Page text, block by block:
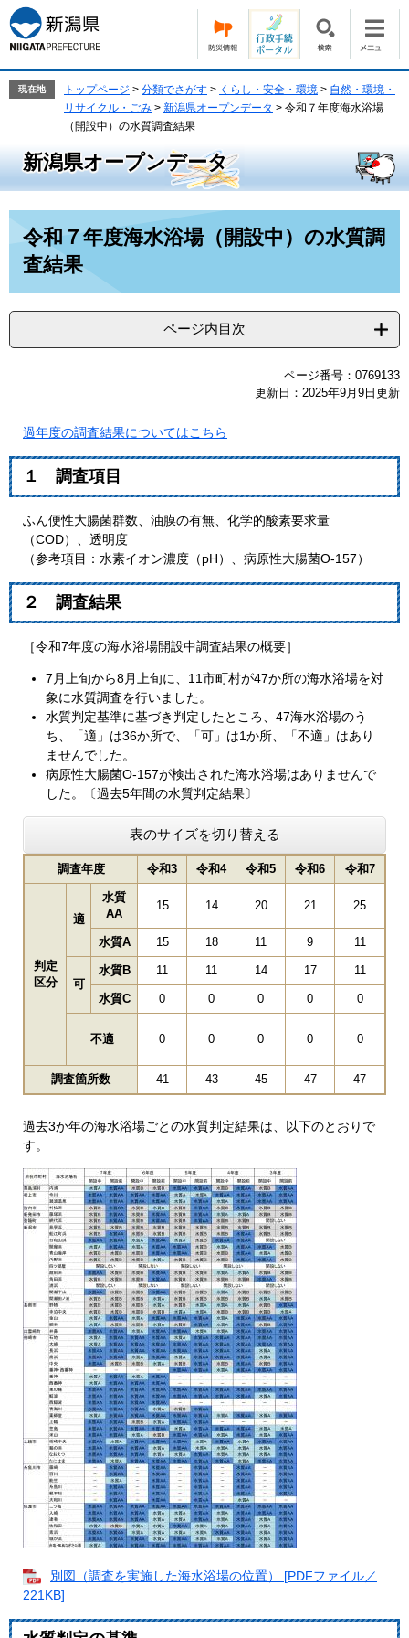
ー
ジ
の
ニ
ュ
ー
現在地 トップページ > 分類でさがす > くらし・安全・環境 > 自然・環境・
リサイクル・ごみ > 新潟県オープンデータ > 令和７年度海水浴場
（開設中）の水質調査結果
新潟県オープンデータ
令和７年度海水浴場（開設中）の水質調
査結果
ページ内目次
ページ番号：0769133
更新日：2025年9月9日更新
過年度の調査結果についてはこちら
１ 調査項目
ふん便性大腸菌群数、油膜の有無、化学的酸素要求量
（COD）、透明度
（参考項目：水素イオン濃度（pH）、病原性大腸菌O-157）
２ 調査結果
［令和7年度の海水浴場開設中調査結果の概要］
7月上旬から8月上旬に、11市町村が47か所の海水浴場を対
象に水質調査を行いました。
水質判定基準に基づき判定したところ、47海水浴場のう
ち、「適」は36か所で、「可」は1か所、「不適」はあり
ませんでした。
病原性大腸菌O-157が検出された海水浴場はありませんで
した。〔過去5年間の水質判定結果〕
表のサイズを切り替える
調査年度 令和3 令和4 令和5 令和6 令和7
判定
区分
適
水質
AA
15 14 20 21 25
水質A 15 18 11 9 11
可
水質B 11 11 14 17 11
水質C 0 0 0 0 0
不適 0 0 0 0 0
調査箇所数 41 43 45 47 47
過去3か年の海水浴場ごとの水質判定結果は、以下のとおりで
す。
別図（調査を実施した海水浴場の位置） [PDFファイル／
221KB]